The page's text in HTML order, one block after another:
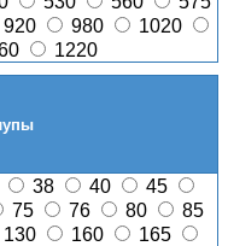
920 980
1020
1220
38 40
45
75 76 80
85
130 160
165